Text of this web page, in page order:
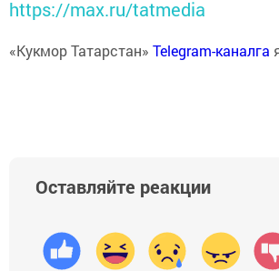
https://max.ru/tatmedia
«Кукмор Татарстан» Telegram-каналга
Оставляйте реакции